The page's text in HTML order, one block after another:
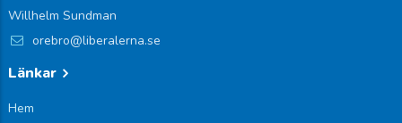
Willhelm Sundman
orebro@liberalerna.se
Länkar
Hem